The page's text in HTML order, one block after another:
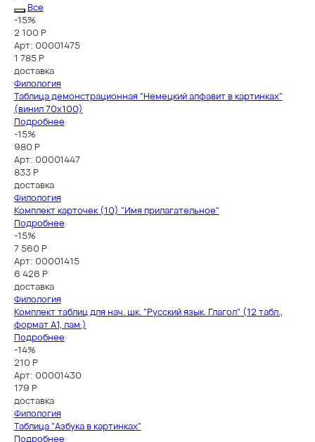
Все
-15%
2 100 Р
Арт: 00001475
1 785Р
доставка
Филология
Таблица демонстрационная "Немецкий алфавит в картинках"
(винил 70х100)
Подробнее
-15%
980 Р
Арт: 00001447
833Р
доставка
Филология
Комплект карточек (10) "Имя прилагательное"
Подробнее
-15%
7 560 Р
Арт: 00001415
6 426 Р
доставка
Филология
Комплект таблиц для нач. шк. "Русский язык. Глагол" (12 табл.,
формат А1, лам.)
Подробнее
-14%
210 Р
Арт: 00001430
179 Р
доставка
Филология
Таблица "Азбука в картинках"
Подробнее